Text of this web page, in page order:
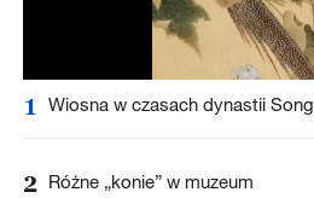
1 Wiosna w czasach dynastii Song
2 Różne „konie” w muzeum